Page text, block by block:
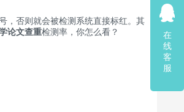
，否则就会被检测系统直接标红。其
论文查重检测率，你怎么看？
在
线
客
服